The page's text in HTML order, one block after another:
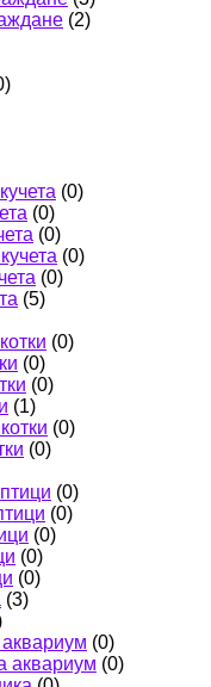
(2)
(0)
(0)
(0)
(0)
(0)
(5)
(0)
(0)
(0)
(1)
(0)
(0)
(0)
(0)
(0)
(0)
(0)
(3)
(0)
аквариум (0)